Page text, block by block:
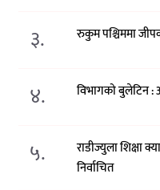
३. रुकुम पश्चिममा
४. विभागको बुलेटिन :
५.
राडीज्युला शिक्षा
निर्वाचित